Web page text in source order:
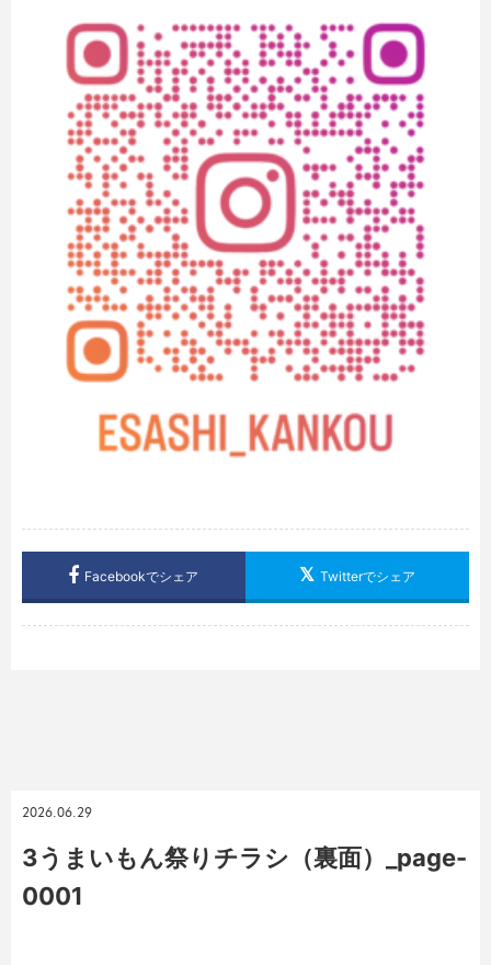
Facebookでシェア Twitterでシェア
2026.06.29
3うまいもん祭りチラシ（裏面）_page-
0001